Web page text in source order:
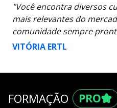
"Você encontra diversos
mais relevantes do
comunidade sempre
VITÓRIA ERTL
FORMAÇÃO